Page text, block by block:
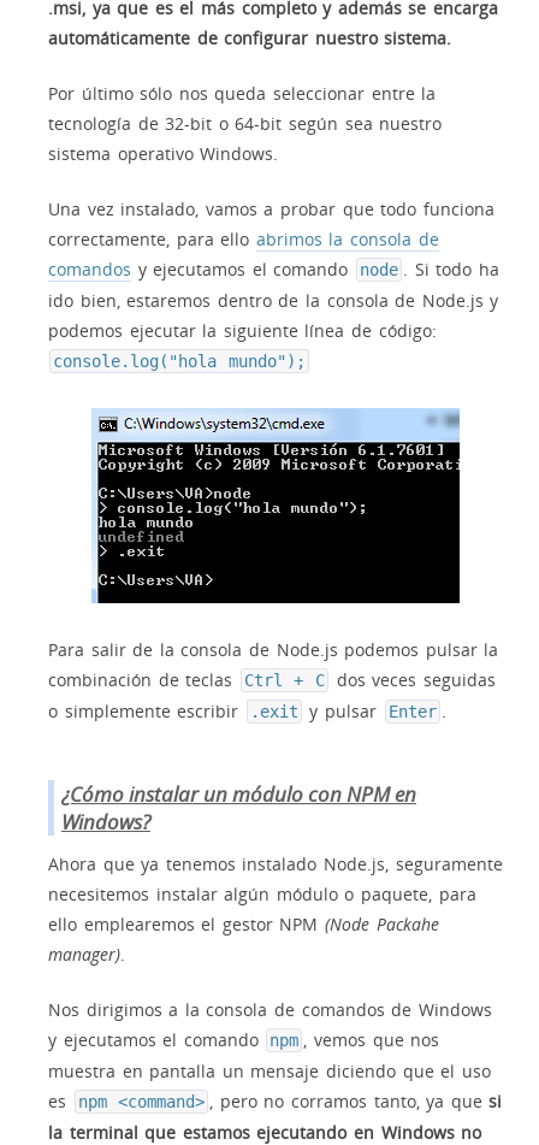
.msi, ya que es el más completo y además se encarga
automáticamente de configurar nuestro sistema.
Por último sólo nos queda seleccionar entre la
tecnología de 32-bit o 64-bit según sea nuestro
sistema operativo Windows.
Una vez instalado, vamos a probar que todo funciona
correctamente, para ello abrimos la consola de
comandos y ejecutamos el comando node . Si todo ha
ido bien, estaremos dentro de la consola de Node.js y
podemos ejecutar la siguiente línea de código:
console.log("hola mundo");
Para salir de la consola de Node.js podemos pulsar la
combinación de teclas
Ctrl + C
dos veces seguidas
o simplemente escribir
.exit y pulsar Enter .
¿Cómo instalar un módulo con NPM en
Windows?
Ahora que ya tenemos instalado Node.js, seguramente
necesitemos instalar algún módulo o paquete, para
ello emplearemos el gestor NPM(Node Packahe
manager).
Nos dirigimos a la consola de comandos de Windows
y ejecutamos el comando
npm , vemos que nos
muestra en pantalla un mensaje diciendo que el uso
es
npm <command> , pero no corramos tanto, ya quesi
la terminal que estamos ejecutando en Windows no